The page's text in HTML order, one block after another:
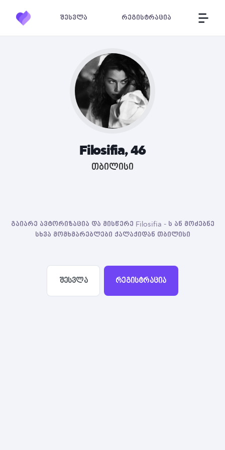
შესვლა რეგისტრაცია
Filosifia, 46
თბილისი
გაიარე ავტორიზაცია და მისწერე Filosifia - ს ან მოძებნე
სხვა მომხმარებლები ქალაქიდან თბილისი
შესვლა რეგისტრაცია